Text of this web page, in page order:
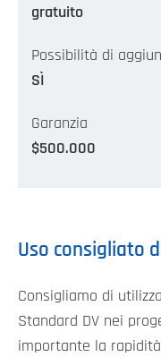
gratuito
Possibilità di
SÌ
Garanzia
$500.000
Uso consigliato
Consigliamo di
Standard DV nei
importante la